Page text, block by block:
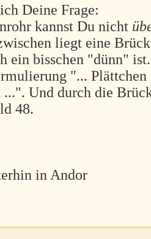
Deine Frage:
kannst Du nicht
liegt eine
ein bisschen "dünn"
"...
...". Und durch die
48.
in Andor